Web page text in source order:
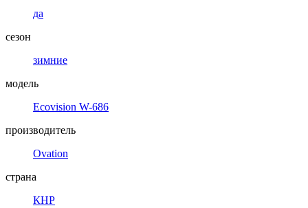
да
сезон
зимние
модель
Ecovision W-686
производитель
Ovation
страна
КНР